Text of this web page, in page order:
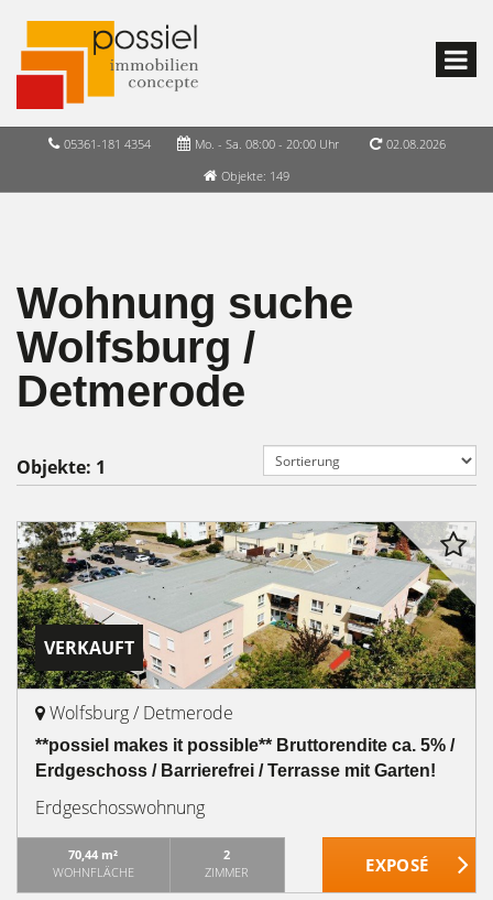
05361-181 4354 Mo. - Sa. 08:00 - 20:00 Uhr
02.08.2026
Objekte: 149
Wohnung suche
Wolfsburg /
Detmerode
Objekte: 1
VERKAUFT
Wolfsburg / Detmerode
**possiel makes it possible** Bruttorendite ca. 5% /
Erdgeschoss / Barrierefrei / Terrasse mit Garten!
Erdgeschosswohnung
70,44 m²
WOHNFLÄCHE
2
ZIMMER